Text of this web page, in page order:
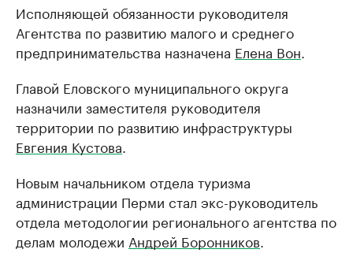
Исполняющей обязанности руководителя
Агентства по развитию малого и среднего
предпринимательства назначена Елена Вон
Главой Еловского муниципального округа
назначили заместителя руководителя
территории по развитию инфраструктуры
Евгения Кустова
Новым начальником отдела туризма
администрации Перми стал экс-руководитель
отдела методологии регионального агентства по
делам молодежи Андрей Боронников